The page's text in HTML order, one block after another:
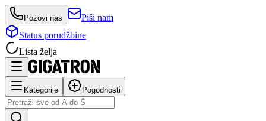
Pozovi nas
Piši nam
Status porudžbine
Lista želja
Kategorije Pogodnosti